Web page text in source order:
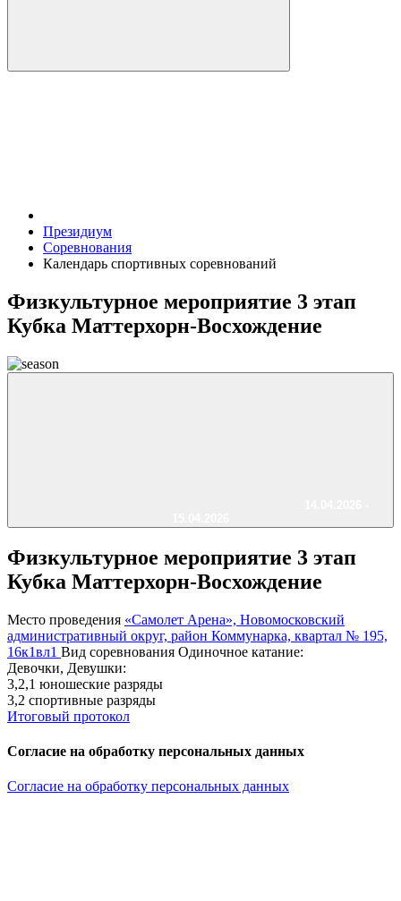
Президиум
Соревнования
Календарь спортивных соревнований
Физкультурное мероприятие 3 этап
Кубка Маттерхорн-Восхождение
Физкультурное мероприятие 3 этап
Кубка Маттерхорн-Восхождение
Место проведения «Самолет Арена», Новомосковский
административный округ, район Коммунарка, квартал № 195,
16к1вл1 Вид соревнования Одиночное катание:
Девочки, Девушки:
3,2,1 юношеские разряды
3,2 спортивные разряды
Итоговый протокол
Согласие на обработку персональных данных
Согласие на обработку персональных данных